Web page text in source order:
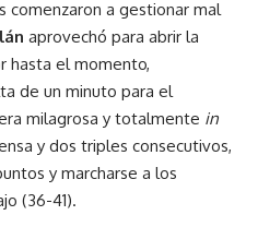
comenzaron a gestionar mal
aprovechó para abrir la
hasta el momento,
de un minuto para el
milagrosa y totalmente in
y dos triples consecutivos,
y marcharse a los
(36-41).